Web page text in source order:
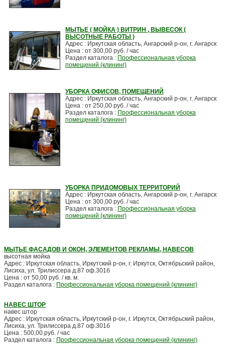
МЫТЬЕ ( МОЙКА ) ВИТРИН , ВЫВЕСОК (
ВЫСОТНЫЕ РАБОТЫ )
Адрес : Иркутская область, Ангарский р-он, г. Ангарск
Цена : от 300,00 руб. / час
Раздел каталога : Профессиональная уборка
помещений (клининг)
УБОРКА ОФИСОВ, ПОМЕЩЕНИЙ
Адрес : Иркутская область, Ангарский р-он, г. Ангарск
Цена : от 250,00 руб. / час
Раздел каталога : Профессиональная уборка
помещений (клининг)
УБОРКА ПРИДОМОВЫХ ТЕРРИТОРИЙ
Адрес : Иркутская область, Ангарский р-он, г. Ангарск
Цена : от 300,00 руб. / час
Раздел каталога : Профессиональная уборка
помещений (клининг)
МЫТЬЕ ФАСАДОВ И ОКОН, ЭЛЕМЕНТОВ РЕКЛАМЫ, НАВЕСОВ
высотная мойка
Адрес : Иркутская область, Иркутский р-он, г. Иркутск, Октябрьский район,
Лисиха, ул. Трилиссера д.87 оф.301б
Цена : от 50,00 руб. / кв. м.
Раздел каталога : Профессиональная уборка помещений (клининг)
НАВЕС ШТОР
навес штор
Адрес : Иркутская область, Иркутский р-он, г. Иркутск, Октябрьский район,
Лисиха, ул. Трилиссера д.87 оф.301б
Цена : 500,00 руб. / час
Раздел каталога : Профессиональная уборка помещений (клининг)